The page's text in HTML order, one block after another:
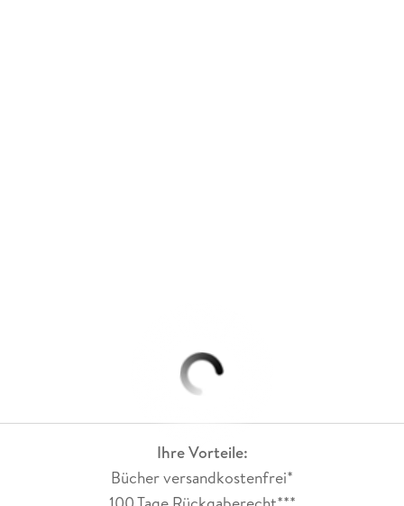
Ihre Vorteile:
Bücher versandkostenfrei*